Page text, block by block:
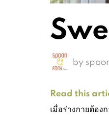
by
Read this
เมื่อร่างกายต้อ